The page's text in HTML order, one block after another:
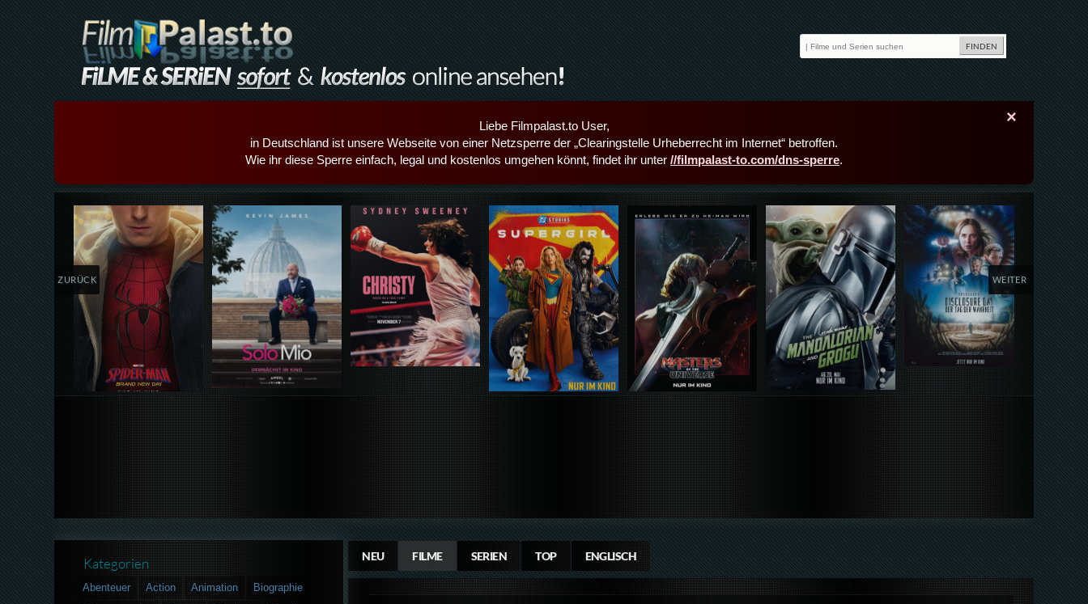
×
Liebe Filmpalast.to User,
in Deutschland ist unsere Webseite von einer Netzsperre der „Clearingstelle Urheberrecht im Internet“ betroffen.
Wie ihr diese Sperre einfach, legal und kostenlos umgehen könnt, findet ihr unter //filmpalast-to.com/dns-sperre.
Details,Play Details,Play Details,Play Details,Play Details,Play Details,Play Details,Play
ZURÜCK WEITER
NEU FILME SERIEN TOP ENGLISCH
Kategorien
Abenteuer Action Animation
Biographie